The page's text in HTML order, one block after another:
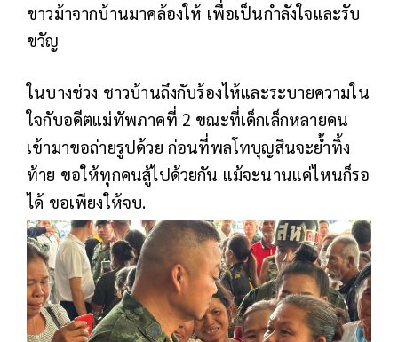
ขาวม้าจากบ้านมาคล้องให้ เพื่อเป็นกำลังใจและรับ
ขวัญ
ในบางช่วง ชาวบ้านถึงกับร้องไห้และระบายความใน
ใจกับอดีตแม่ทัพภาคที่ 2 ขณะที่เด็กเล็กหลายคน
เข้ามาขอถ่ายรูปด้วย ก่อนที่พลโทบุญสินจะย้ำทิ้ง
ท้าย ขอให้ทุกคนสู้ไปด้วยกัน แม้จะนานแค่ไหนก็รอ
ได้ ขอเพียงให้จบ.